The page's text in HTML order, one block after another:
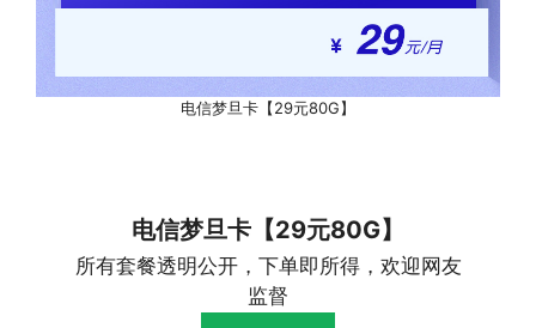
电信梦旦卡【29元80G】
电信梦旦卡【29元80G】
所有套餐透明公开，下单即所得，欢迎网友
监督